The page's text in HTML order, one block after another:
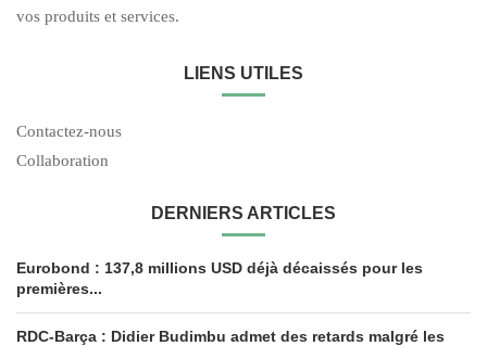
vos produits et services.
LIENS UTILES
Contactez-nous
Collaboration
DERNIERS ARTICLES
Eurobond : 137,8 millions USD déjà décaissés pour les
premières...
RDC-Barça : Didier Budimbu admet des retards malgré les